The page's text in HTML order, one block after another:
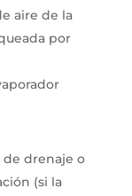
aire de la
por
drenaje o
(si la